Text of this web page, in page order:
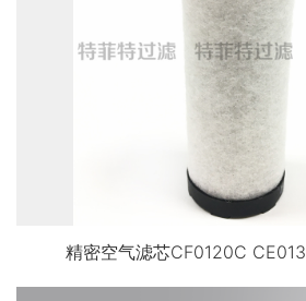
精密空气滤芯CF0120C